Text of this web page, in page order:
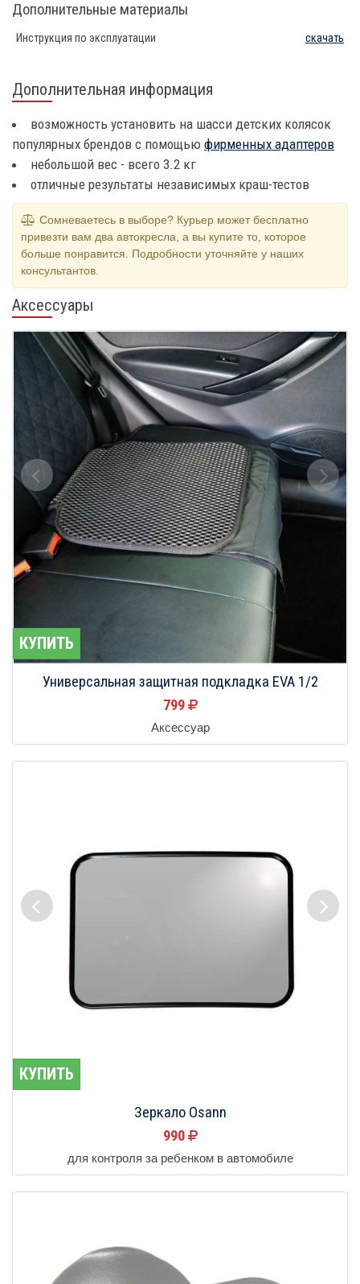
Дополнительные материалы
Инструкция по эксплуатации скачать
Дополнительная информация
возможность установить на шасси детских колясок
популярных брендов с помощью фирменных адаптеров
небольшой вес - всего 3.2 кг
отличные результаты независимых краш-тестов
Сомневаетесь в выборе? Курьер может бесплатно
привезти вам два автокресла, а вы купите то, которое
больше понравится. Подробности уточняйте у наших
консультантов.
Аксессуары
КУПИТЬ
Универсальная защитная подкладка EVA 1/2
799
Аксессуар
КУПИТЬ
Зеркало Osann
990
для контроля за ребенком в автомобиле